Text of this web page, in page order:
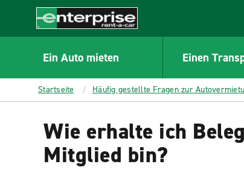
CONTENT
Enterprise
Ein Auto mieten Einen
Startseite Häufig gestellte Fragen zur
Wie erhalte ich
Mitglied bin?